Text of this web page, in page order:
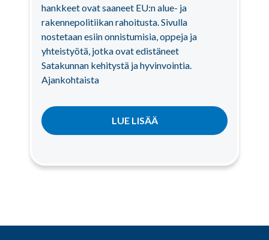
hankkeet ovat saaneet EU:n alue- ja
rakennepolitiikan rahoitusta. Sivulla
nostetaan esiin onnistumisia, oppeja ja
yhteistyötä, jotka ovat edistäneet
Satakunnan kehitystä ja hyvinvointia.
Ajankohtaista
LUE LISÄÄ